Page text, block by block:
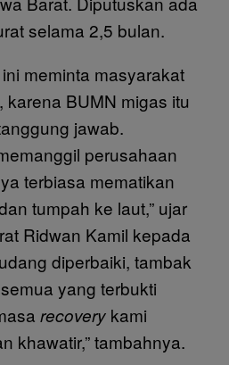
selama 2,5 bulan.
meminta masyarakat
BUMN migas itu
jawab.
perusahaan
terbiasa mematikan
tumpah ke laut,” ujar
Ridwan Kamil kepada
diperbaiki, tambak
yang terbukti
recovery kami
khawatir,” tambahnya.